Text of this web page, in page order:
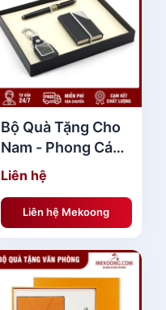
Bộ Quà Tặng Cho
Nam - Phong Cách
Lịch Lãm, Sang
Trọng
Liên hệ
Liên hệ Mekoong